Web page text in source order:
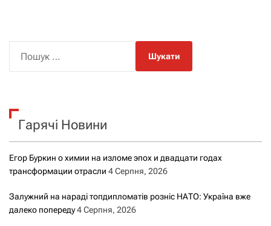
к
Гарячі Новини
Егор Буркин о химии на изломе эпох и двадцати годах
трансформации отрасли 4 Серпня, 2026
Залужний на нараді топдипломатів розніс НАТО: Україна вже
далеко попереду4 Серпня, 2026